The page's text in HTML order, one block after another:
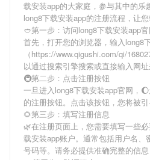
载安装app的大家庭，参与其中的乐
long8下载安装app的注册流程，让
🥙第一步：访问long8下载安装app
首先，打开您的浏览器，输入long8
（https://www.qigushi.com/qi/
以通过搜索引擎搜索或直接输入网址
🚇第二步：点击注册按钮
一旦进入long8下载安装app官网，
的注册按钮。点击该按钮，您将被引
🌻第三步：填写注册信息
🌿在注册页面上，您需要填写一些
载安装app账户。通常包括用户名、
号码等。请务必提供准确完整的信息